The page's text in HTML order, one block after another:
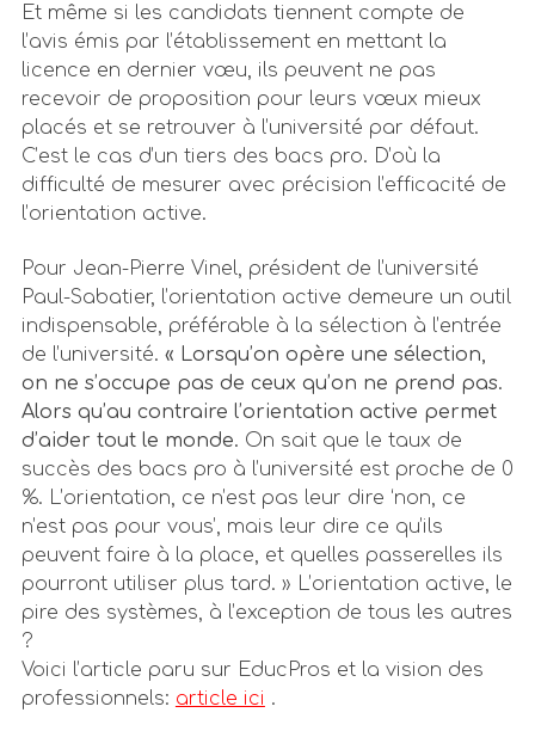
Et même si les candidats tiennent compte de
l’avis émis par l’établissement en mettant la
licence en dernier vœu, ils peuvent ne pas
recevoir de proposition pour leurs vœux mieux
placés et se retrouver à l’université par défaut.
C’est le cas d’un tiers des bacs pro. D’où la
difficulté de mesurer avec précision l’efficacité de
l’orientation active.
Pour Jean-Pierre Vinel, président de l’université
Paul-Sabatier, l’orientation active demeure un outil
indispensable, préférable à la sélection à l’entrée
de l’université. « Lorsqu’on opère une sélection,
on ne s’occupe pas de ceux qu’on ne prend pas.
Alors qu’au contraire l’orientation active permet
d’aider tout le monde. On sait que le taux de
succès des bacs pro à l’université est proche de 0
%. L’orientation, ce n’est pas leur dire ‘non, ce
n’est pas pour vous’, mais leur dire ce qu’ils
peuvent faire à la place, et quelles passerelles ils
pourront utiliser plus tard. » L’orientation active, le
pire des systèmes, à l’exception de tous les autres
?
Voici l’article paru sur EducPros et la vision des
professionnels: article ici .